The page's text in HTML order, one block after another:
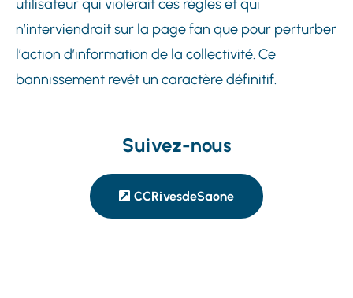
utilisateur qui violerait ces règles et qui
n’interviendrait sur la page fan que pour perturber
l’action d’information de la collectivité. Ce
bannissement revêt un caractère définitif.
Suivez-nous
CCRivesdeSaone